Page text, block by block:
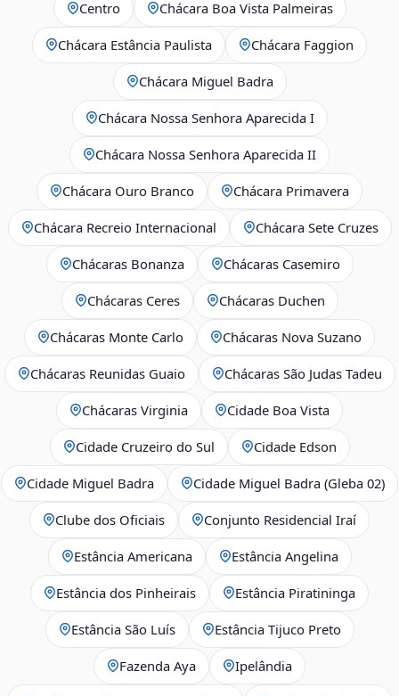
Centro Chácara Boa Vista Palmeiras
Chácara Estância Paulista Chácara Faggion
Chácara Miguel Badra
Chácara Nossa Senhora Aparecida I
Chácara Nossa Senhora Aparecida II
Chácara Ouro Branco Chácara Primavera
Chácara Recreio Internacional Chácara Sete Cruzes
Chácaras Bonanza Chácaras Casemiro
Chácaras Ceres Chácaras Duchen
Chácaras Monte Carlo Chácaras Nova Suzano
Chácaras Reunidas Guaio Chácaras São Judas Tadeu
Chácaras Virginia Cidade Boa Vista
Cidade Cruzeiro do Sul Cidade Edson
Cidade Miguel Badra Cidade Miguel Badra (Gleba 02)
Clube dos Oficiais Conjunto Residencial Iraí
Estância Americana Estância Angelina
Estância dos Pinheirais Estância Piratininga
Estância São Luís Estância Tijuco Preto
Fazenda Aya Ipelândia